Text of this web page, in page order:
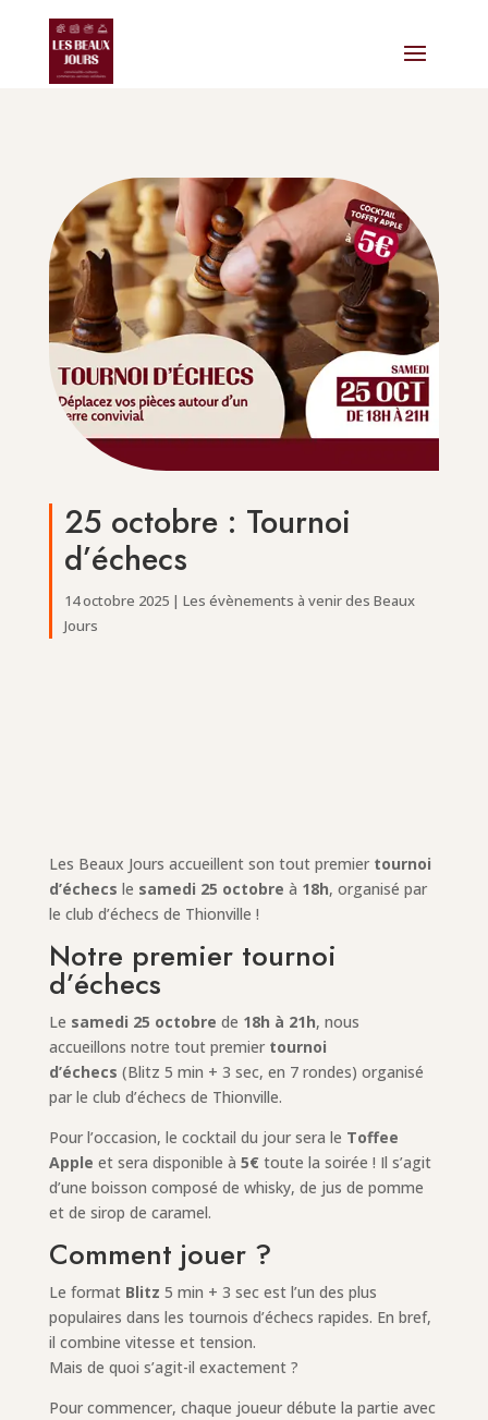
25 octobre : Tournoi
d’échecs
14 octobre 2025| Les évènements à venir des Beaux
Jours
Les Beaux Jours accueillent son tout premier tournoi
d’échecs le samedi 25 octobre à 18h, organisé par
le club d’échecs de Thionville !
Notre premier tournoi
d’échecs
Le samedi 25 octobre de 18h à 21h, nous
accueillons notre tout premier tournoi
d’échecs (Blitz 5 min + 3 sec, en 7 rondes) organisé
par le club d’échecs de Thionville.
Pour l’occasion, le cocktail du jour sera le Toffee
Apple et sera disponible à 5€ toute la soirée ! Il s’agit
d’une boisson composé de whisky, de jus de pomme
et de sirop de caramel.
Comment jouer ?
Le format Blitz 5 min + 3 sec est l’un des plus
populaires dans les tournois d’échecs rapides. En bref,
il combine vitesse et tension.
Mais de quoi s’agit-il exactement ?
Pour commencer, chaque joueur débute la partie avec